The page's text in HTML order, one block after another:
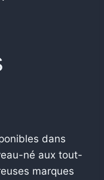
dans
né aux tout-
marques